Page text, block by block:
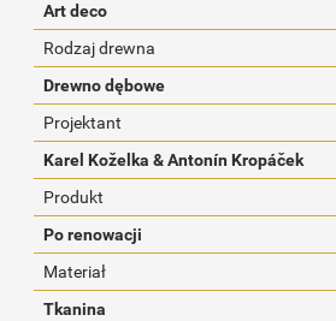
Art deco
Rodzaj drewna
Drewno dębowe
Projektant
Karel Koželka & Antonín Kropáček
Produkt
Po renowacji
Materiał
Tkanina